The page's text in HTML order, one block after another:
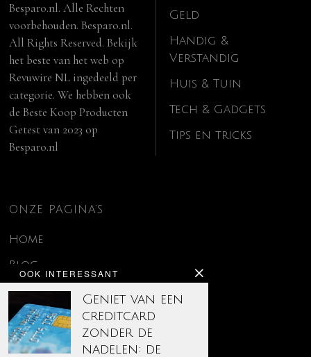
OOK INTERESSANT
Geniet van een
creditcard
zonder de
nadelen: de
Besparo.nl. Alle Rechten
voorbehouden. Besparo.nl.
All Rights Reserved. Bekijk
het beste van het web op
Revuwire NL ingedeeld per
categorie. We hebben ook
deBeste Koop Producten
Getest van 2023 op
Besparo.nl
Geld
Handig &
Verstandig
Huis & Tuin
Tech & Gadgets
Tips en tricks
ONZE PAGINA’S
Home
Blog
Contact
Disclaimer
Over ons